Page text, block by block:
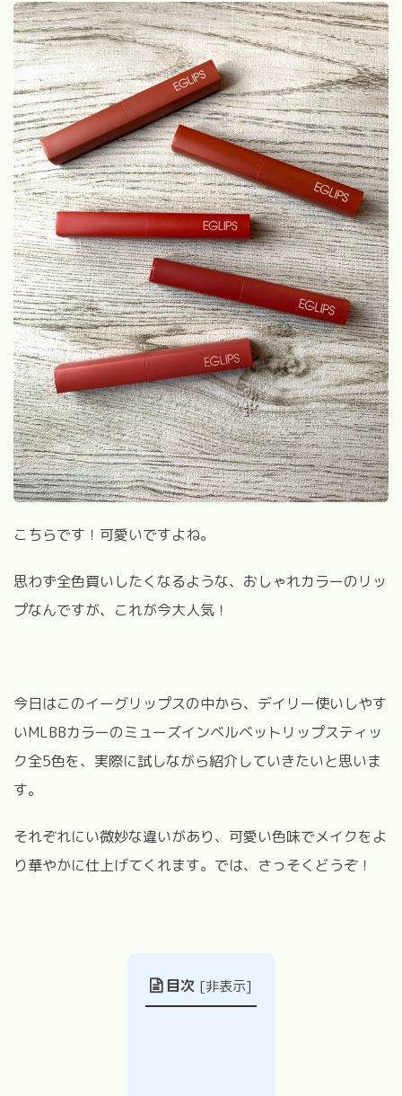
こちらです！可愛いですよね。
思わず全色買いしたくなるような、おしゃれカラーのリッ
プなんですが、これが今大人気！
今日はこのイーグリップスの中から、デイリー使いしやす
いMLBBカラーのミューズインベルベットリップスティッ
ク全5色を、実際に試しながら紹介していきたいと思いま
す。
それぞれにい微妙な違いがあり、可愛い色味でメイクをよ
り華やかに仕上げてくれます。では、さっそくどうぞ！
目次 [非表示]